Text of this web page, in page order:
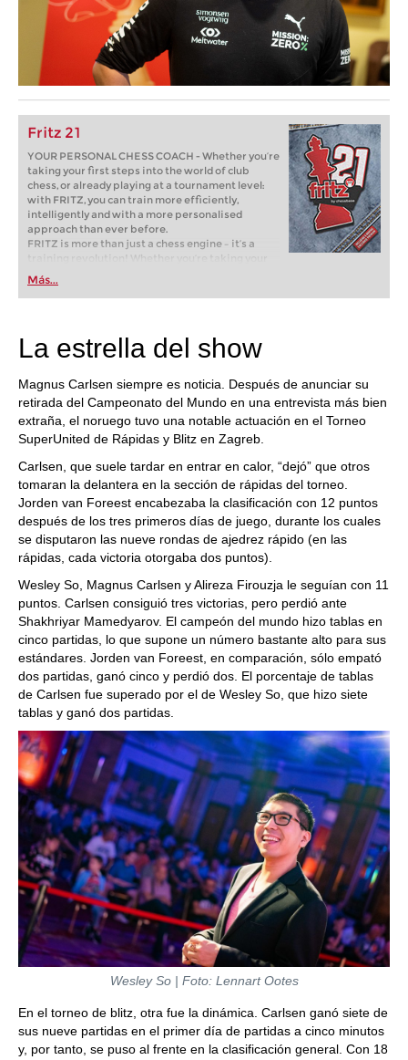
Fritz 21
YOUR PERSONAL CHESS COACH - Whether you’re
taking your first steps into the world of club
chess, or already playing at a tournament level:
with FRITZ, you can train more efficiently,
intelligently and with a more personalised
approach than ever before.
FRITZ is more than just a chess engine – it’s a
training revolution! Whether you’re taking your
first steps into the world of club chess, or already
playing at a tournament level: with FRITZ, you can
train more efficiently, intelligently and with a
Más...
La estrella del show
Magnus Carlsen siempre es noticia. Después de anunciar su
retirada del Campeonato del Mundo en una entrevista más bien
extraña, el noruego tuvo una notable actuación en el Torneo
SuperUnited de Rápidas y Blitz en Zagreb.
Carlsen, que suele tardar en entrar en calor, “dejó” que otros
tomaran la delantera en la sección de rápidas del torneo.
Jorden van Foreest encabezaba la clasificación con 12 puntos
después de los tres primeros días de juego, durante los cuales
se disputaron las nueve rondas de ajedrez rápido (en las
rápidas, cada victoria otorgaba dos puntos).
Wesley So, Magnus Carlsen y Alireza Firouzja le seguían con 11
puntos. Carlsen consiguió tres victorias, pero perdió ante
Shakhriyar Mamedyarov. El campeón del mundo hizo tablas en
cinco partidas, lo que supone un número bastante alto para sus
estándares. Jorden van Foreest, en comparación, sólo empató
dos partidas, ganó cinco y perdió dos. El porcentaje de tablas
de Carlsen fue superado por el de Wesley So, que hizo siete
tablas y ganó dos partidas.
Wesley So | Foto: Lennart Ootes
En el torneo de blitz, otra fue la dinámica. Carlsen ganó siete de
sus nueve partidas en el primer día de partidas a cinco minutos
y, por tanto, se puso al frente en la clasificación general. Con 18